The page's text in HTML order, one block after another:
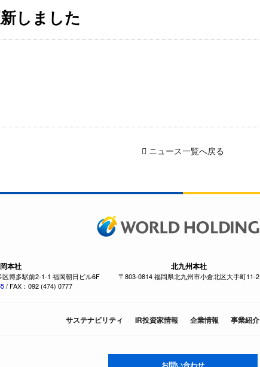
しました
ニュース一覧へ戻る
本社
博多駅前2-1-1 福岡朝日ビル6F
/ FAX：092 (474) 0777
北九州本社
〒803-0814 福岡県北九州市小倉北区大手町11-2
サステナビリティ IR投資家情報 企業情報 事業紹介
お問い合わせ